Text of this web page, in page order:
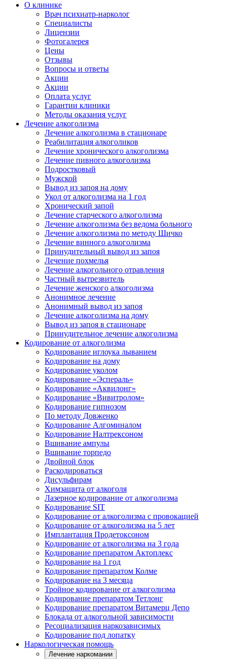
О клинике
Врач психиатр-нарколог
Специалисты
Лицензии
Фотогалерея
Цены
Отзывы
Вопросы и ответы
Акции
Акции
Оплата услуг
Гарантии клиники
Методы оказания услуг
Лечение алкоголизма
Лечение алкоголизма в стационаре
Реабилитация алкоголиков
Лечение хронического алкоголизма
Лечение пивного алкоголизма
Подростковый
Мужской
Вывод из запоя на дому
Укол от алкоголизма на 1 год
Хронический запой
Лечение старческого алкоголизма
Лечение алкоголизма без ведома больного
Лечение алкоголизма по методу Шичко
Лечение винного алкоголизма
Принудительный вывод из запоя
Лечение похмелья
Лечение алкогольного отравления
Частный вытрезвитель
Лечение женского алкоголизма
Анонимное лечение
Анонимный вывод из запоя
Лечение алкоголизма на дому
Вывод из запоя в стационаре
Принудительное лечение алкоголизма
Кодирование от алкоголизма
Кодирование иглоука лыванием
Кодирование на дому
Кодирование уколом
Кодирование «Эспераль»
Кодирование «Аквилонг»
Кодирование «Вивитролом»
Кодирование гипнозом
По методу Довженко
Кодирование Алгоминалом
Кодирование Налтрексоном
Вшивание ампулы
Вшивание торпедо
Двойной блок
Раскодироваться
Дисульфирам
Химзащита от алкоголя
Лазерное кодирование от алкоголизма
Кодирование SIT
Кодирование от алкоголизма с провокацией
Кодирование от алкоголизма на 5 лет
Имплантация Продетоксоном
Кодирование от алкоголизма на 3 года
Кодирование препаратом Актоплекс
Кодирование на 1 год
Кодирование препаратом Колме
Кодирование на 3 месяца
Тройное кодирование от алкоголизма
Кодирование препаратом Тетлонг
Кодирование препаратом Витамерц Депо
Блокада от алкогольной зависимости
Ресоциализация наркозависимых
Кодирование под лопатку
Наркологическая помощь
Лечение наркомании